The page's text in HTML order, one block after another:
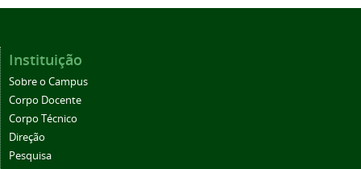
Instituição
Sobre o Campus
Corpo Docente
Corpo Técnico
Direção
Pesquisa